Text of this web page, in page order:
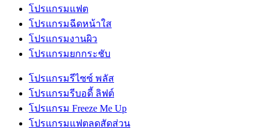
โปรแกรมแฟต
โปรแกรมฉีดหน้าใส
โปรแกรมงานผิว
โปรแกรมยกกระชับ
โปรแกรมรีไซซ์ พลัส
โปรแกรมรีบอดี้ ลิฟต์
โปรแกรม Freeze Me Up
โปรแกรมแฟตลดสัดส่วน